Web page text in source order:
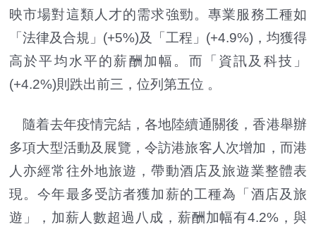
映市場對這類人才的需求強勁。專業服務工種如
「法律及合規」(+5%)及「工程」(+4.9%)，均獲得
高於平均水平的薪酬加幅。而「資訊及科技」
(+4.2%)則跌出前三，位列第五位 。
隨着去年疫情完結，各地陸續通關後，香港舉辦
多項大型活動及展覽，令訪港旅客人次增加，而港
人亦經常往外地旅遊，帶動酒店及旅遊業整體表
現。今年最多受訪者獲加薪的工種為「酒店及旅
遊」，加薪人數超過八成，薪酬加幅有4.2%，與